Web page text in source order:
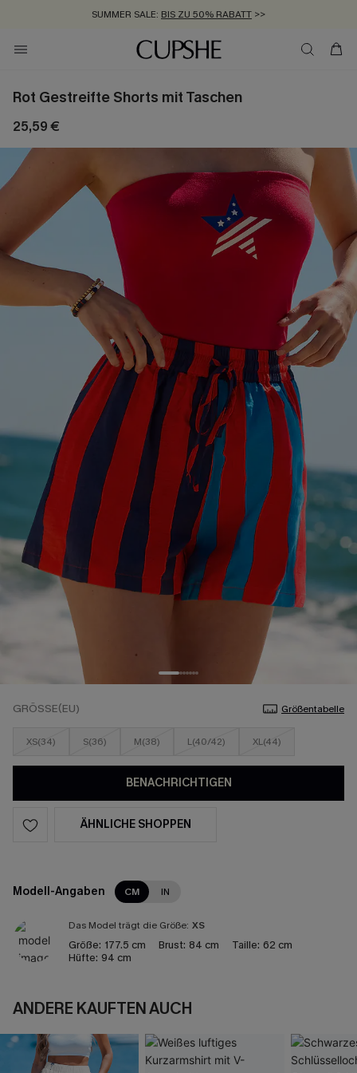
SUMMER SALE: BIS ZU 50% RABATT >>
ZUM NEWSLETTER:BIS ZU -20% EXTRA ERHALTEN
KOSTENLOSER VERSAND AB 89 €
Rot Gestreifte Shorts mit Taschen
25,59 €
GRÖSSE(EU) Größentabelle
XS(34) S(36) M(38) L(40/42) XL(44)
BENACHRICHTIGEN
ÄHNLICHE SHOPPEN
Modell-Angaben CM IN
Das Model trägt die Größe: XS
Größe: 177.5 cm Brust: 84 cm Taille: 62 cm
Hüfte: 94 cm
ANDERE KAUFTEN AUCH